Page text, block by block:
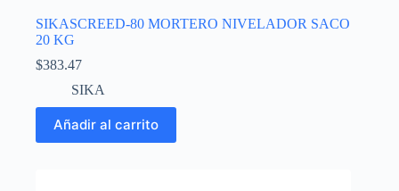
SIKASCREED-80 MORTERO NIVELADOR SACO
20 KG
$383.47
SIKA
Añadir al carrito